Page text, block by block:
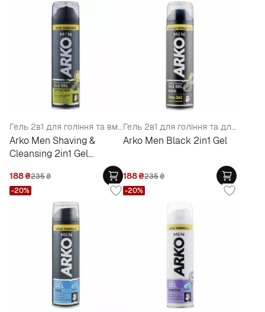
Гель 2в1 для гоління та вмивання заспокійливий з олією насіння конопель
Arko Men Shaving &
Cleansing 2in1 Gel
188₴235₴
Гель 2в1 для гоління та для вмивання
Arko Men Black 2in1 Gel
188₴235₴
-20% -20%